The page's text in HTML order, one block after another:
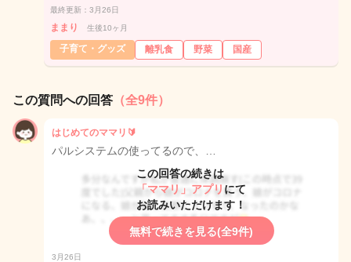
最終更新：3月26日
ままり 生後10ヶ月
子育て・グッズ 離乳食 野菜 国産
この質問への回答 （全9件）
はじめてのママリ🔰
パルシステムの使ってるので、…
この回答の続きは
「ママリ」アプリ にて
お読みいただけます！
無料で続きを見る(全9件)
3月26日